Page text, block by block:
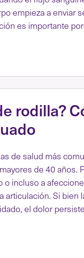
empieza a enviar
es importante
rodilla?
de salud más
de 40 años.
incluso a
Si bien
el dolor